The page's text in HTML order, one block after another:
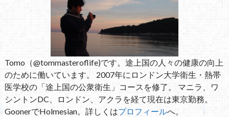
Tomo（@tommasteroflife)です。途上国の人々の健康の向上
のために働いています。 2007年にロンドン大学衛生・熱帯
医学校の「途上国の公衆衛生」コースを修了。 マニラ、ワ
シントンDC、ロンドン、アクラを経て現在は東京勤務。
GoonerでHolmesian。詳しくはプロフィールへ。